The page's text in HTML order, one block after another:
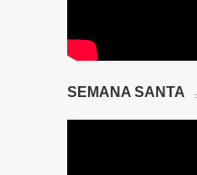
SEMANA SANTA